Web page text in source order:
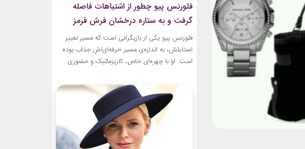
فلورنس پیو چطور از اشتباهات فاصله
گرفت و به ستاره درخشان فرش قرمز
تبدیل شد؟
فلورنس پیو یکی از بازیگرانی است که مسیر تغییر
استایلش، به اندازه‌ی مسیر حرفه‌ای‌اش جذاب بوده
است. او با چهره‌ای خاص، کاریزماتیک و حضوری
سال‌های ابتدایی فعالیتش هنوز زبان شخصی خود را
در مد پیدا نکرده بود.لینک پیشنهادیگیاهان
آپارتمانیجدیدترین کالکشن 2026 دستبند نقره
پاندوراخرید اکسسوری...